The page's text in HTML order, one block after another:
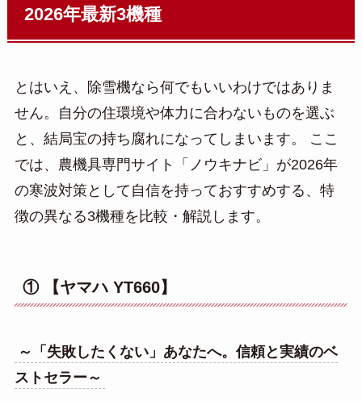
2026年最新3機種
とはいえ、除雪機なら何でもいいわけではありま
せん。自分の住環境や体力に合わないものを選ぶ
と、結局宝の持ち腐れになってしまいます。 ここ
では、農機具専門サイト「ノウキナビ」が2026年
の寒波対策として自信を持っておすすめする、特
徴の異なる3機種を比較・解説します。
① 【ヤマハ YT660】
～「失敗したくない」あなたへ。信頼と実績のベ
ストセラー～